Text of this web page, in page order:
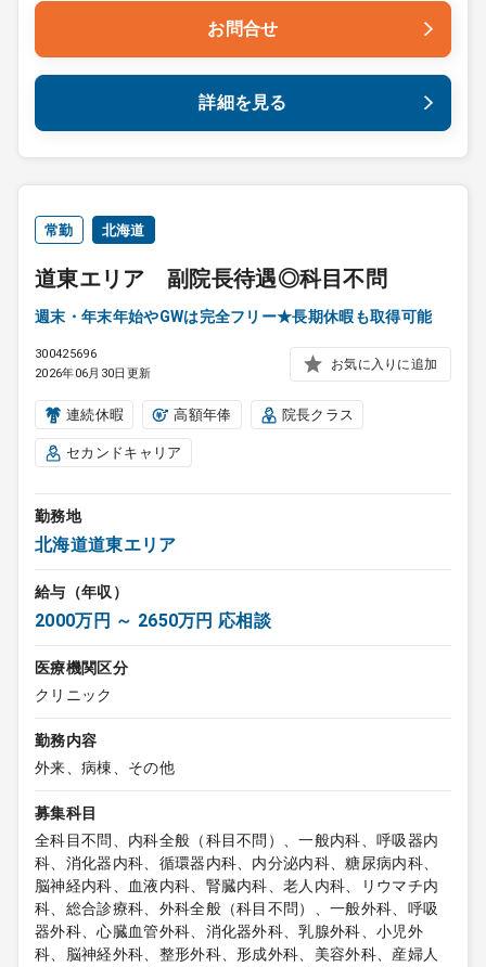
お問合せ
詳細を見る
常勤 北海道
道東エリア 副院長待遇◎科目不問
週末・年末年始やGWは完全フリー★長期休暇も取得可能
300425696
2026年06月30日更新
お気に入りに追加
連続休暇 高額年俸 院長クラス
セカンドキャリア
勤務地
北海道道東エリア
給与（年収）
2000万円 ～ 2650万円 応相談
医療機関区分
クリニック
勤務内容
外来、病棟、その他
募集科目
全科目不問、内科全般（科目不問）、一般内科、呼吸器内
科、消化器内科、循環器内科、内分泌内科、糖尿病内科、
脳神経内科、血液内科、腎臓内科、老人内科、リウマチ内
科、総合診療科、外科全般（科目不問）、一般外科、呼吸
器外科、心臓血管外科、消化器外科、乳腺外科、小児外
科、脳神経外科、整形外科、形成外科、美容外科、産婦人